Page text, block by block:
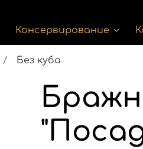
Консервирование
Без куба